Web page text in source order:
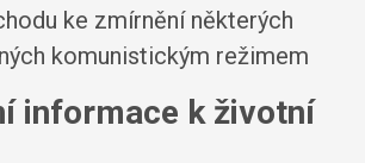
ke zmírnění některých
komunistickým režimem
informace k životní